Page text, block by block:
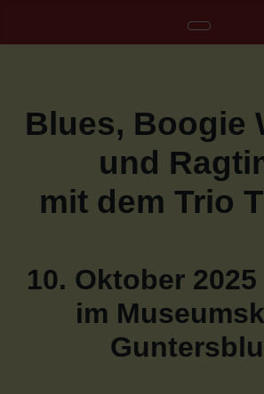
Blues, Boogie
und
mit dem Trio
10. Oktober
im